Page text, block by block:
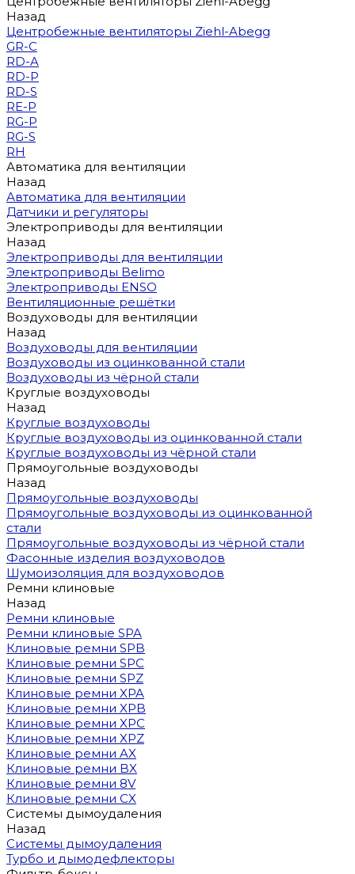
Назад
Центробежные вентиляторы Ziehl-Abegg
GR-C
RD-A
RD-P
RD-S
RE-P
RG-P
RG-S
RH
Автоматика для вентиляции
Назад
Автоматика для вентиляции
Датчики и регуляторы
Электроприводы для вентиляции
Назад
Электроприводы для вентиляции
Электроприводы Belimo
Электроприводы ENSO
Вентиляционные решётки
Воздуховоды для вентиляции
Назад
Воздуховоды для вентиляции
Воздуховоды из оцинкованной стали
Воздуховоды из чёрной стали
Круглые воздуховоды
Назад
Круглые воздуховоды
Круглые воздуховоды из оцинкованной стали
Круглые воздуховоды из чёрной стали
Прямоугольные воздуховоды
Назад
Прямоугольные воздуховоды
Прямоугольные воздуховоды из оцинкованной
стали
Прямоугольные воздуховоды из чёрной стали
Фасонные изделия воздуховодов
Шумоизоляция для воздуховодов
Ремни клиновые
Назад
Ремни клиновые
Ремни клиновые SPA
Клиновые ремни SPB
Клиновые ремни SPC
Клиновые ремни SPZ
Клиновые ремни XPA
Клиновые ремни XPB
Клиновые ремни XPC
Клиновые ремни XPZ
Клиновые ремни AX
Клиновые ремни BX
Клиновые ремни 8V
Клиновые ремни CX
Системы дымоудаления
Назад
Системы дымоудаления
Турбо и дымодефлекторы